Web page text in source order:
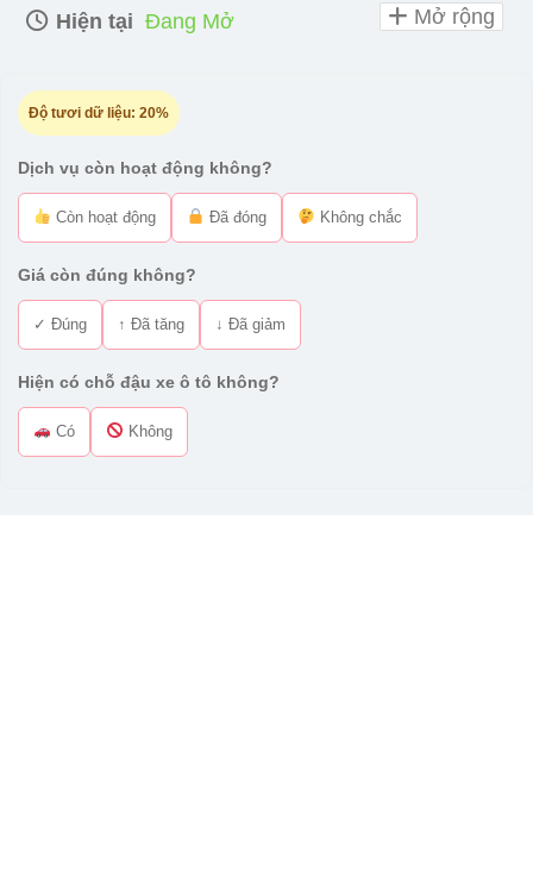
Hiện tại Đang Mở
Độ tươi dữ liệu: 20%
Dịch vụ còn hoạt động không?
Còn hoạt động Đã đóng Không chắc
Giá còn đúng không?
✓ Đúng ↑ Đã tăng ↓ Đã giảm
Hiện có chỗ đậu xe ô tô không?
Có Không
Mở rộng